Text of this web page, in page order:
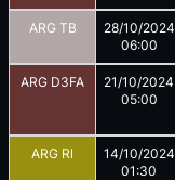
ARG TB
28/10/2024
06:00
ARG D3FA
21/10/2024
05:00
ARG Rl
14/10/2024
01:30